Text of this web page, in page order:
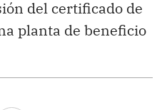
del certificado de
planta de beneficio